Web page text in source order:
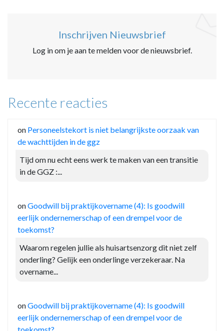
Inschrijven Nieuwsbrief
Log in om je aan te melden voor de nieuwsbrief.
Recente reacties
on Personeelstekort is niet belangrijkste oorzaak van
de wachttijden in de ggz
Tijd om nu echt eens werk te maken van een transitie
in de GGZ :...
onGoodwill bij praktijkovername (4): Is goodwill
eerlijk ondernemerschap of een drempel voor de
toekomst?
Waarom regelen jullie als huisartsenzorg dit niet zelf
onderling? Gelijk een onderlinge verzekeraar. Na
overname...
onGoodwill bij praktijkovername (4): Is goodwill
eerlijk ondernemerschap of een drempel voor de